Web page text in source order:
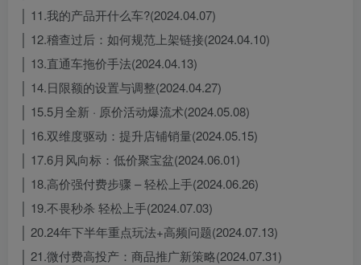
│ 11.我的产品开什么车?(2024.04.07)
│ 12.稽查过后：如何规范上架链接(2024.04.10)
│ 13.直通车拖价手法(2024.04.13)
│ 14.日限额的设置与调整(2024.04.27)
│ 15.5月全新 · 原价活动爆流术(2024.05.08)
│ 16.双维度驱动：提升店铺销量(2024.05.15)
│ 17.6月风向标：低价聚宝盆(2024.06.01)
│ 18.高价强付费步骤 – 轻松上手(2024.06.26)
│ 19.不畏秒杀 轻松上手(2024.07.03)
│ 20.24年下半年重点玩法+高频问题(2024.07.13)
│ 21.微付费高投产：商品推广新策略(2024.07.31)